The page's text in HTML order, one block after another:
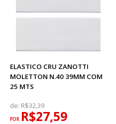
ELASTICO CRU ZANOTTI
MOLETTON N.40 39MM COM
25 MTS
de: R$32,39
POR R$27,59